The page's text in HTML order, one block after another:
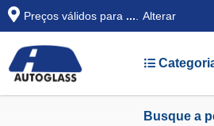
Preços válidos para ... Alterar
Busque a